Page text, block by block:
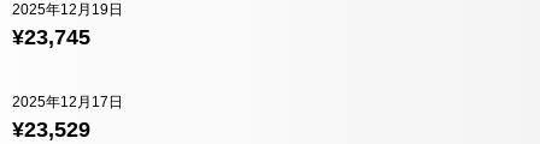
¥23,745
2025年12月19日
¥23,529
2025年12月17日